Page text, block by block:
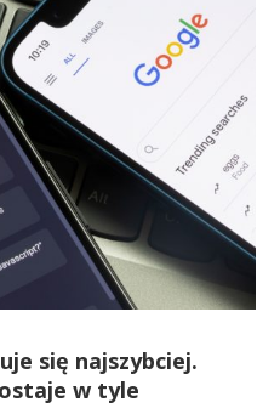
się najszybciej.
w tyle